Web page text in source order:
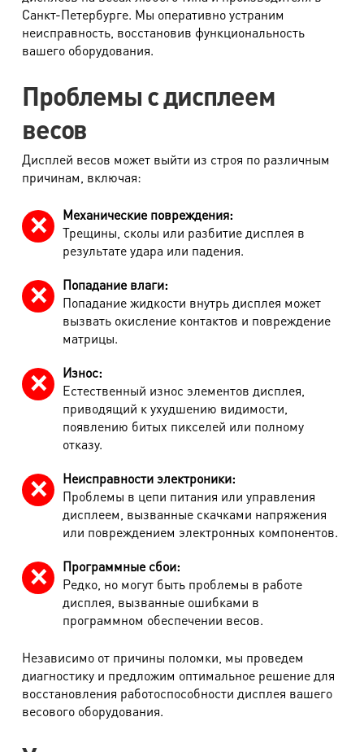
м. Парк Победы
пр. Юрия Гагарина, д.15
пр. Московский, 212, Дом Советов, 1
этаж, кабинет 1130, вход у кафе Авантаж
м. Фрунзенская
ул. Киевская, д.32В
м. Купчино
ул. Ярослава Гашека, д.4, к.1
м. Удельная
пр. Энгельса, д.19
Промзона Мягловская, Всеволожский
муниципальный район, Ленинградская
область, ​Круговая улица, д. 47
м. Электросила
ул. Решетникова, д.3
Замена трансформатора
550 руб.
ЗиП оплачивается отдельно по стоимости поставщика
Дополнительные услуги:
Наименование услуги
Стоимость
Санкт-Петербурге. Мы оперативно устраним
неисправность, восстановив функциональность
вашего оборудования.
Проблемы с дисплеем
весов
Дисплей весов может выйти из строя по различным
причинам, включая:
Механические повреждения:
Трещины, сколы или разбитие дисплея в
результате удара или падения.
Попадание влаги:
Попадание жидкости внутрь дисплея может
вызвать окисление контактов и повреждение
матрицы.
Износ:
Естественный износ элементов дисплея,
приводящий к ухудшению видимости,
появлению битых пикселей или полному
отказу.
Неисправности электроники:
Проблемы в цепи питания или управления
дисплеем, вызванные скачками напряжения
или повреждением электронных компонентов.
Программные сбои:
Редко, но могут быть проблемы в работе
дисплея, вызванные ошибками в
программном обеспечении весов.
Независимо от причины поломки, мы проведем
диагностику и предложим оптимальное решение для
восстановления работоспособности дисплея вашего
весового оборудования.